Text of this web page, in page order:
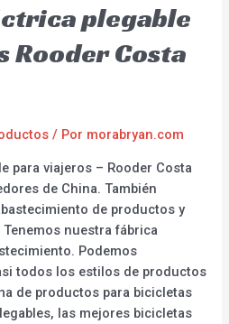
plegable
Rooder Costa
/ Por morabryan.com
para viajeros – Rooder Costa
de China. También
de productos y
nuestra fábrica
Podemos
todos los estilos de productos
de productos para bicicletas
las mejores bicicletas